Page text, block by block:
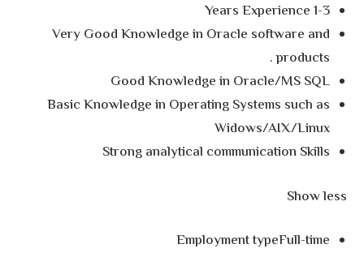
1-3 Years Experience
Very Good Knowledge in Oracle software and
products .
Good Knowledge in Oracle/MS SQL
Basic Knowledge in Operating Systems such as
Widows/AIX/Linux
Strong analytical communication Skills
Show less
Employment typeFull-time